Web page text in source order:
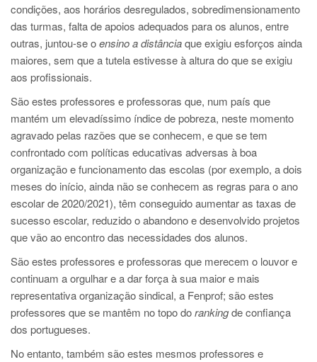
condições, aos horários desregulados, sobredimensionamento
das turmas, falta de apoios adequados para os alunos, entre
outras, juntou-se oensino a distânciaque exigiu esforços ainda
maiores, sem que a tutela estivesse à altura do que se exigiu
aos profissionais.
São estes professores e professoras que, num país que
mantém um elevadíssimo índice de pobreza, neste momento
agravado pelas razões que se conhecem, e que se tem
confrontado com políticas educativas adversas à boa
organização e funcionamento das escolas (por exemplo, a dois
meses do início, ainda não se conhecem as regras para o ano
escolar de 2020/2021), têm conseguido aumentar as taxas de
sucesso escolar, reduzido o abandono e desenvolvido projetos
que vão ao encontro das necessidades dos alunos.
São estes professores e professoras que merecem o louvor e
continuam a orgulhar e a dar força à sua maior e mais
representativa organização sindical, a Fenprof; são estes
professores que se mantêm no topo dorankingde confiança
dos portugueses.
No entanto, também são estes mesmos professores e